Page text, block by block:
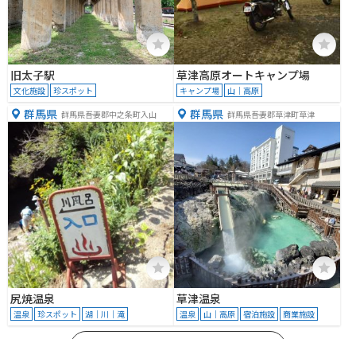
旧太子駅
文化施設 珍スポット
草津高原オートキャンプ場
キャンプ場 山｜高原
群馬県 群馬県吾妻郡中之条町入山
尻焼温泉
温泉 珍スポット 湖｜川｜滝
群馬県 群馬県吾妻郡草津町草津
草津温泉
温泉 山｜高原 宿泊施設 商業施設